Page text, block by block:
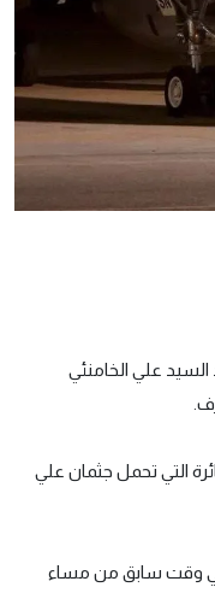
علي الخامنئي
التي تحمل جثمان علي
في وقت سابق من مساء